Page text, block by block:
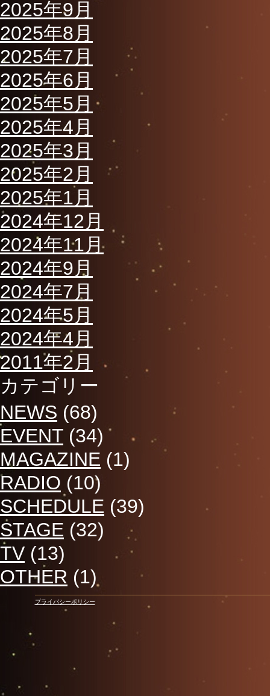
2025年9月
2025年8月
2025年7月
2025年6月
2025年5月
2025年4月
2025年3月
2025年2月
2025年1月
2024年12月
2024年11月
2024年9月
2024年7月
2024年5月
2024年4月
2011年2月
カテゴリー
NEWS (68)
EVENT (34)
MAGAZINE (1)
RADIO (10)
SCHEDULE (39)
STAGE (32)
TV (13)
OTHER (1)
プライバシーポリシー